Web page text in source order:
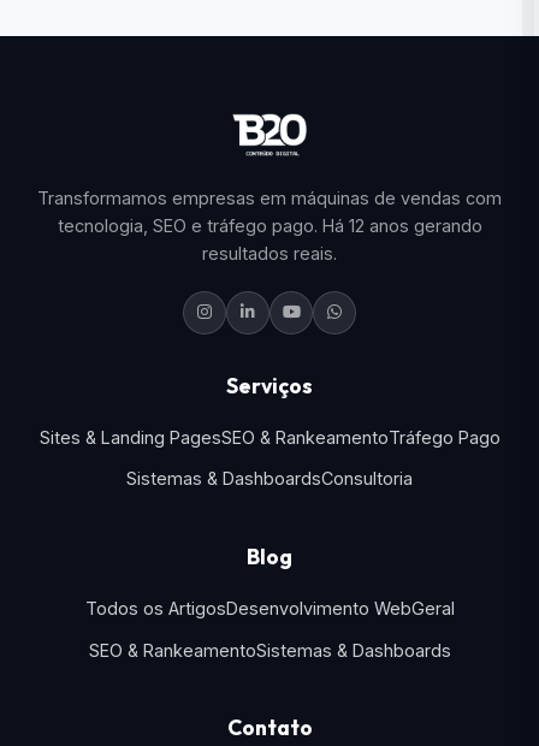
Transformamos empresas em máquinas de vendas com
tecnologia, SEO e tráfego pago. Há 12 anos gerando
resultados reais.
Serviços
Sites & Landing PagesSEO & RankeamentoTráfego Pago
Sistemas & DashboardsConsultoria
Blog
Todos os ArtigosDesenvolvimento WebGeral
SEO & RankeamentoSistemas & Dashboards
Contato